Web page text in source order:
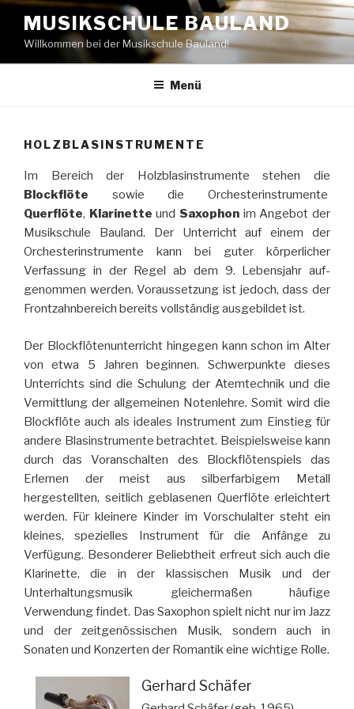
Zum
Inhalt
springen
MUSIKSCHULE BAULAND
Willkommen bei der Musikschule Bauland!
Menü
HOLZBLASINSTRUMENTE
Im Bereich der Holzblasinstrumente stehen die
Blockflöte sowie die Orchesterinstrumente
Querflöte, Klarinette und Saxophon im Angebot der
Musikschule Bauland. Der Unterricht auf einem der
Orchesterinstrumente kann bei guter körperlicher
Verfassung in der Regel ab dem 9. Lebensjahr auf­
genommen werden. Voraussetzung ist jedoch, dass der
Frontzahnbereich bereits vollständig ausgebildet ist.
Der Blockflötenunterricht hingegen kann schon im Alter
von etwa 5 Jahren beginnen. Schwerpunkte dieses
Unterrichts sind die Schulung der Atemtechnik und die
Vermittlung der allgemeinen Notenlehre. Somit wird die
Blockflöte auch als ideales Instrument zum Einstieg für
andere Blasinstrumente betrachtet. Beispielsweise kann
durch das Voranschalten des Blockflötenspiels das
Erlernen der meist aus silberfarbigem Metall
hergestellten, seitlich geblasenen Querflöte erleichtert
werden. Für kleinere Kinder im Vorschulalter steht ein
kleines, spezielles Instrument für die Anfänge zu
Verfügung. Besonderer Beliebtheit erfreut sich auch die
Klarinette, die in der klassischen Musik und der
Unterhaltungsmusik gleichermaßen häufige
Verwendung findet. Das Saxophon spielt nicht nur im Jazz
und der zeitgenössischen Musik, sondern auch in
Sonaten und Konzerten der Romantik eine wichtige Rolle.
Gerhard Schäfer